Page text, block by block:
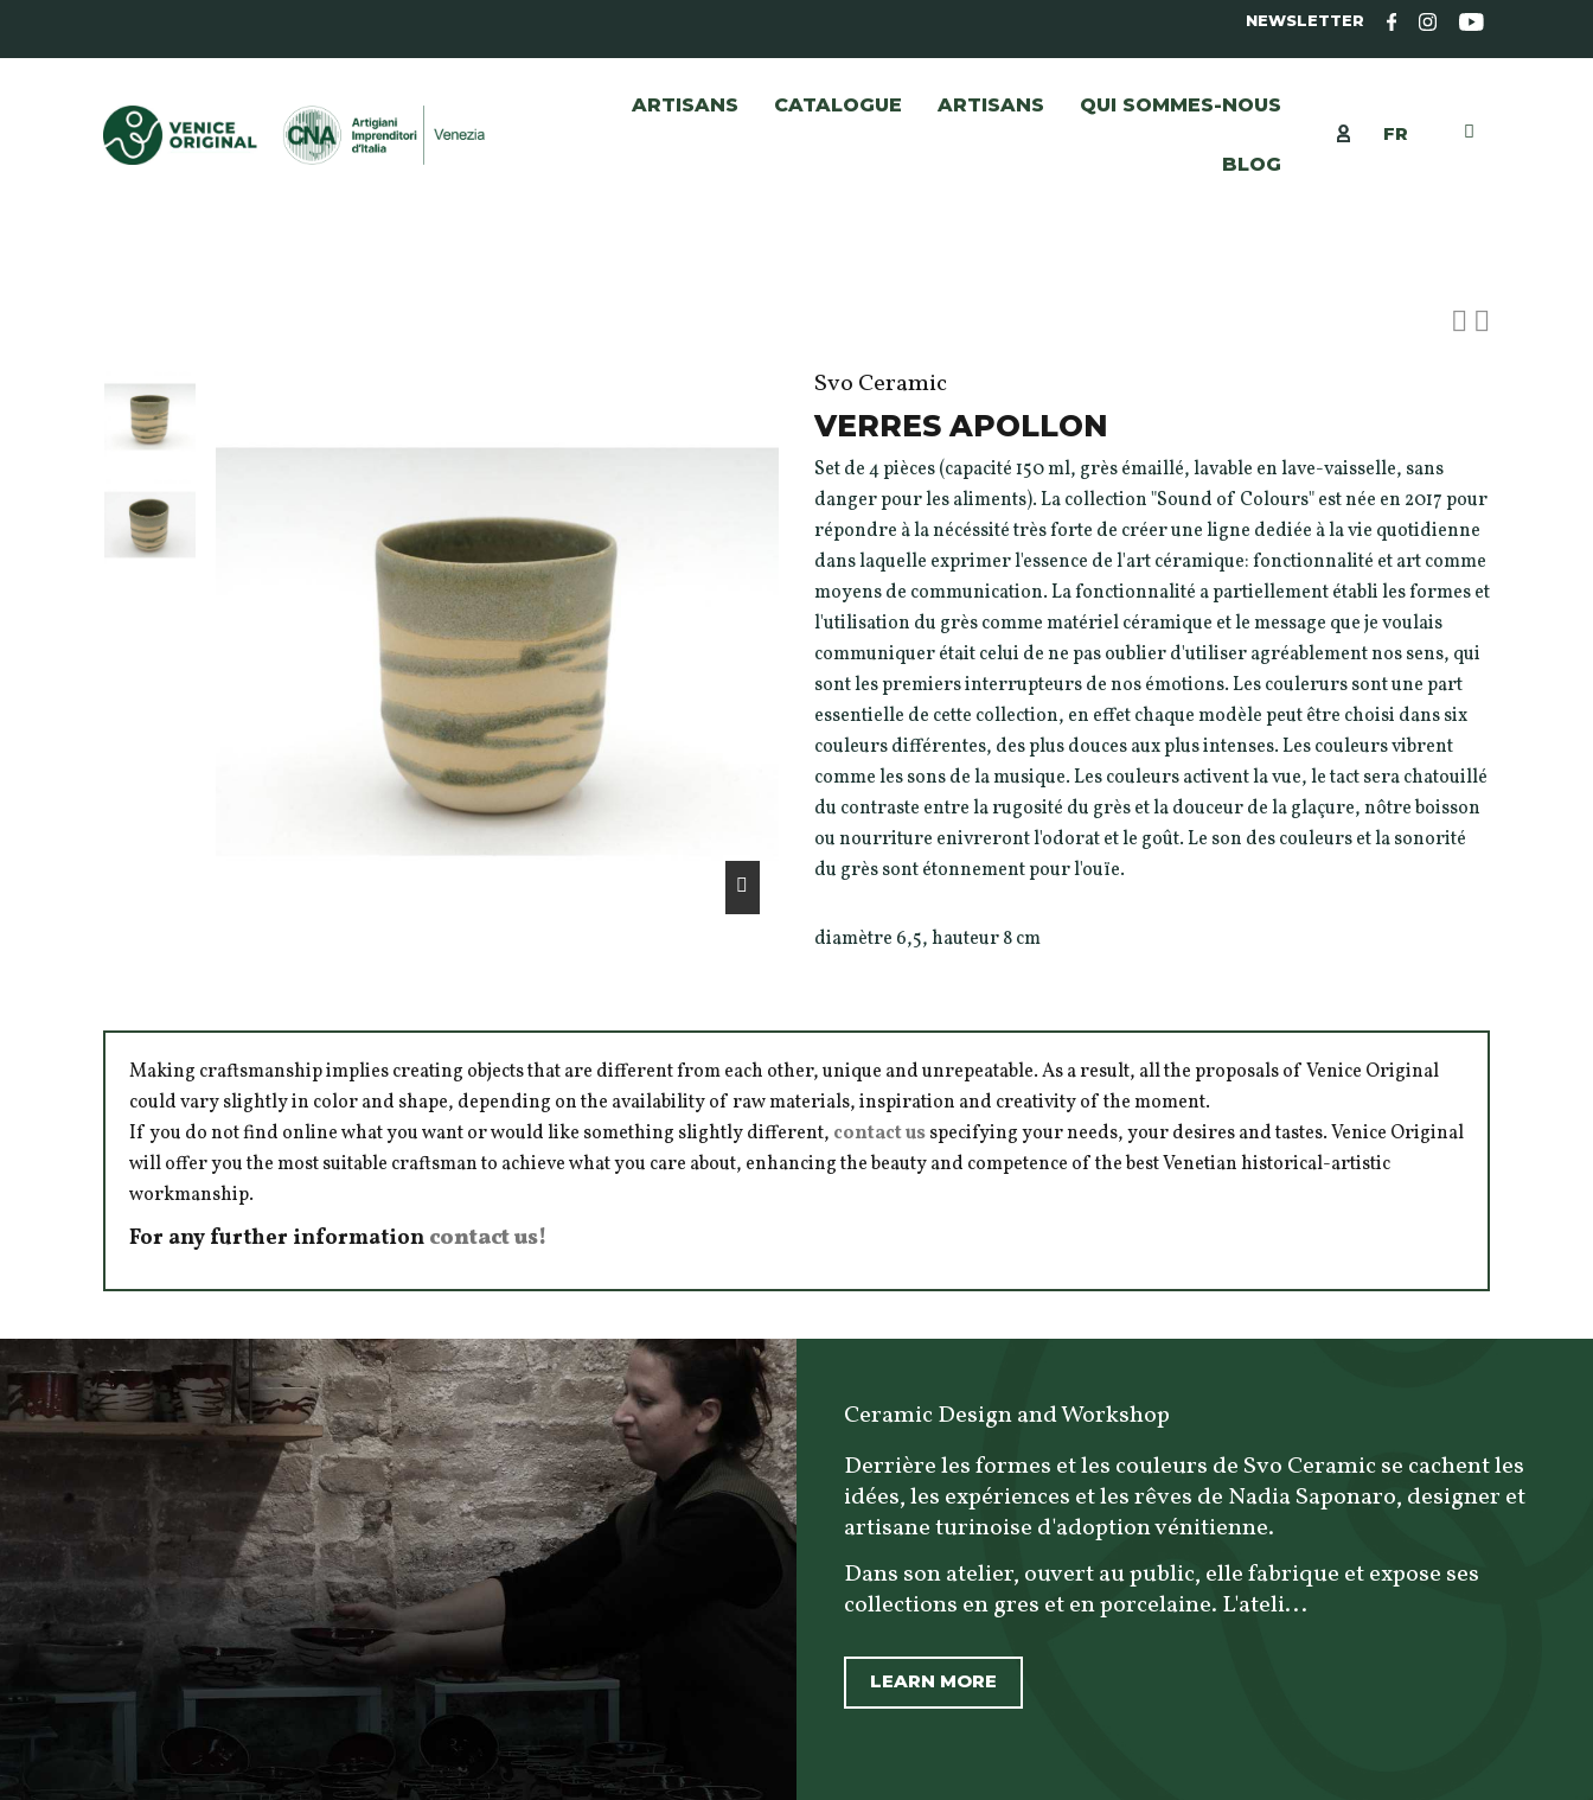
NEWSLETTER
ARTISANS CATALOGUE ARTISANS QUI SOMMES-NOUS
BLOG
FR
Svo Ceramic
VERRES APOLLON
Set de 4 pièces (capacité 150 ml, grès émaillé, lavable en lave-vaisselle, sans
danger pour les aliments). La collection "Sound of Colours" est née en 2017 pour
répondre à la nécéssité très forte de créer une ligne dediée à la vie quotidienne
dans laquelle exprimer l'essence de l'art céramique: fonctionnalité et art comme
moyens de communication. La fonctionnalité a partiellement établi les formes et
l'utilisation du grès comme matériel céramique et le message que je voulais
communiquer était celui de ne pas oublier d'utiliser agréablement nos sens, qui
sont les premiers interrupteurs de nos émotions. Les coulerurs sont une part
essentielle de cette collection, en effet chaque modèle peut être choisi dans six
couleurs différentes, des plus douces aux plus intenses. Les couleurs vibrent
comme les sons de la musique. Les couleurs activent la vue, le tact sera chatouillé
du contraste entre la rugosité du grès et la douceur de la glaçure, nôtre boisson
ou nourriture enivreront l'odorat et le goût. Le son des couleurs et la sonorité
du grès sont étonnement pour l'ouïe.
diamètre 6,5, hauteur 8 cm
Making craftsmanship implies creating objects that are different from each other, unique and unrepeatable. As a result, all the proposals of Venice Original
could vary slightly in color and shape, depending on the availability of raw materials, inspiration and creativity of the moment.
If you do not find online what you want or would like something slightly different, contact usspecifying your needs, your desires and tastes. Venice Original
will offer you the most suitable craftsman to achieve what you care about, enhancing the beauty and competence of the best Venetian historical-artistic
workmanship.
For any further information contact us!
Ceramic Design and Workshop
Derrière les formes et les couleurs de Svo Ceramic se cachent les
idées, les expériences et les rêves de Nadia Saponaro, designer et
artisane turinoise d'adoption vénitienne.
Dans son atelier, ouvert au public, elle fabrique et expose ses
collections en gres et en porcelaine. L'ateli...
LEARN MORE